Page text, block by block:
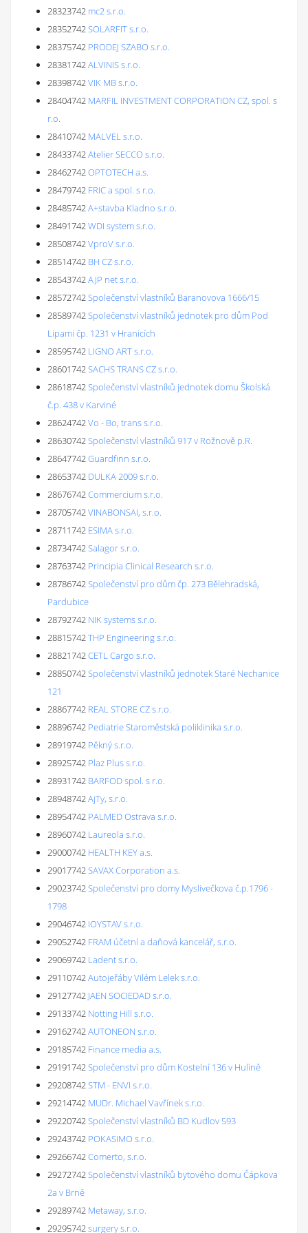
28323742 mc2 s.r.o.
28352742SOLARFIT s.r.o.
28375742 PRODEJ SZABO s.r.o.
28381742ALVINIS s.r.o.
28398742VIK MB s.r.o.
28404742 MARFIL INVESTMENT CORPORATION CZ, spol. s
r.o.
28410742 MALVEL s.r.o.
28433742Atelier SECCO s.r.o.
28462742OPTOTECH a.s.
28479742 FRIC a spol. s r.o.
28485742A+stavba Kladno s.r.o.
28491742WDI system s.r.o.
28508742VproV s.r.o.
28514742 BH CZ s.r.o.
28543742AJP net s.r.o.
28572742Společenství vlastníků Baranovova 1666/15
28589742Společenství vlastníků jednotek pro dům Pod
Lipami čp. 1231 v Hranicích
28595742 LIGNO ART s.r.o.
28601742SACHS TRANS CZ s.r.o.
28618742Společenství vlastníků jednotek domu Školská
č.p. 438 v Karviné
28624742Vo - Bo, trans s.r.o.
28630742Společenství vlastníků 917 v Rožnově p.R.
28647742Guardfinn s.r.o.
28653742 DULKA 2009 s.r.o.
28676742Commercium s.r.o.
28705742VINABONSAI, s.r.o.
28711742 ESIMA s.r.o.
28734742Salagor s.r.o.
28763742 Principia Clinical Research s.r.o.
28786742Společenství pro dům čp. 273 Bělehradská,
Pardubice
28792742 NIK systems s.r.o.
28815742THP Engineering s.r.o.
28821742CETL Cargo s.r.o.
28850742Společenství vlastníků jednotek Staré Nechanice
121
28867742 REAL STORE CZ s.r.o.
28896742 Pediatrie Staroměstská poliklinika s.r.o.
28919742 Pěkný s.r.o.
28925742 Plaz Plus s.r.o.
28931742 BARFOD spol. s r.o.
28948742AjTy, s.r.o.
28954742 PALMED Ostrava s.r.o.
28960742 Laureola s.r.o.
29000742 HEALTH KEY a.s.
29017742SAVAX Corporation a.s.
29023742Společenství pro domy Myslivečkova č.p.1796 -
1798
29046742 IOYSTAV s.r.o.
29052742 FRAM účetní a daňová kancelář, s.r.o.
29069742 Ladent s.r.o.
29110742Autojeřáby Vilém Lelek s.r.o.
29127742 JAEN SOCIEDAD s.r.o.
29133742 Notting Hill s.r.o.
29162742AUTONEON s.r.o.
29185742 Finance media a.s.
29191742Společenství pro dům Kostelní 136 v Hulíně
29208742STM - ENVI s.r.o.
29214742 MUDr. Michael Vavřínek s.r.o.
29220742Společenství vlastníků BD Kudlov 593
29243742 POKASIMO s.r.o.
29266742Comerto, s.r.o.
29272742Společenství vlastníků bytového domu Čápkova
2a v Brně
29289742 Metaway, s.r.o.
29295742surgery s.r.o.